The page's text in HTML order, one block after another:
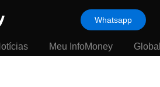
Whatsapp
Meu InfoMoney